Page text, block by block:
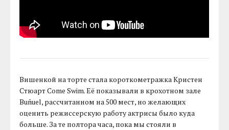
Вишенкой на торте стала короткометражка Кристен
Стюарт Come Swim. Её показывали в крохотном зале
Buñuel, рассчитанном на 500 мест, но желающих
оценить режиссерскую работу актрисы было куда
больше. За те полтора часа, пока мы стояли в